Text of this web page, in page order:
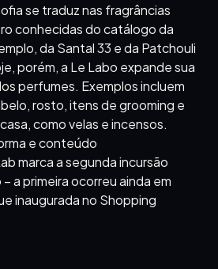
se traduz nas fragrâncias
conhecidas do catálogo da
da Santal 33 e da Patchouli
porém, a Le Labo expande sua
perfumes. Exemplos incluem
rosto, itens de grooming e
como velas e incensos.
e conteúdo
marca a segunda incursão
a primeira ocorreu ainda em
inaugurada no Shopping